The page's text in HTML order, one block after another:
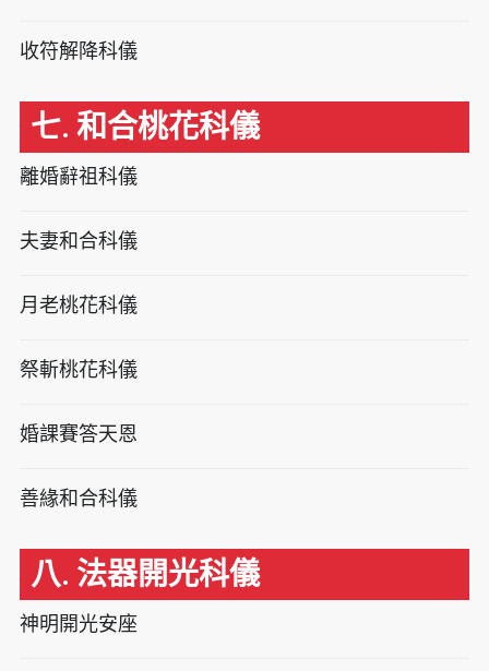
收符解降科儀
七. 和合桃花科儀
離婚辭祖科儀
夫妻和合科儀
月老桃花科儀
祭斬桃花科儀
婚課賽答天恩
善緣和合科儀
八. 法器開光科儀
神明開光安座